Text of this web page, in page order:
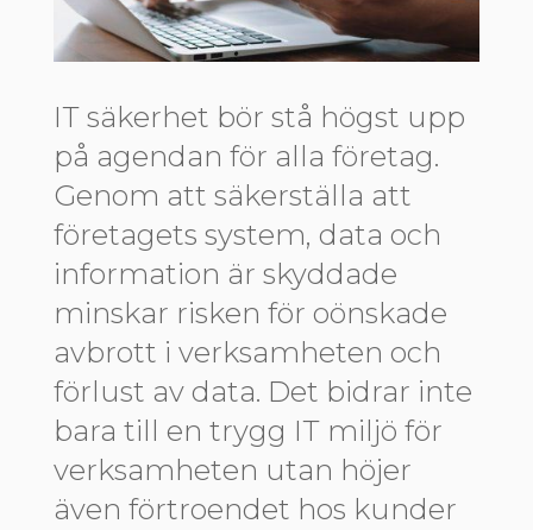
IT säkerhet bör stå högst upp
på agendan för alla företag.
Genom att säkerställa att
företagets system, data och
information är skyddade
minskar risken för oönskade
avbrott i verksamheten och
förlust av data. Det bidrar inte
bara till en trygg IT miljö för
verksamheten utan höjer
även förtroendet hos kunder